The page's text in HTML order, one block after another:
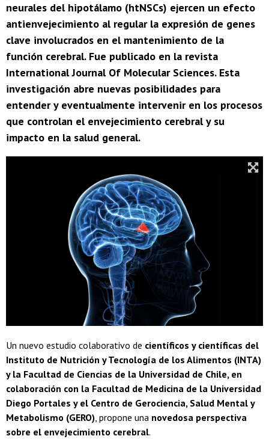
neurales del hipotálamo (htNSCs) ejercen un efecto
antienvejecimiento al regular la expresión de genes
clave involucrados en el mantenimiento de la
función cerebral. Fue publicado en la revista
International Journal Of Molecular Sciences. Esta
investigación abre nuevas posibilidades para
entender y eventualmente intervenir en los procesos
que controlan el envejecimiento cerebral y su
impacto en la salud general.
Un nuevo estudio colaborativo de científicos y científicas del
Instituto de Nutrición y Tecnología de los Alimentos (INTA)
y la Facultad de Ciencias de la Universidad de Chile, en
colaboración con la Facultad de Medicina de la Universidad
Diego Portales y el Centro de Gerociencia, Salud Mental y
Metabolismo (GERO), propone una novedosa perspectiva
sobre el envejecimiento cerebral.